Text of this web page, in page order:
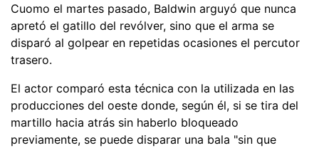
Cuomo el martes pasado, Baldwin arguyó que nunca
apretó el gatillo del revólver, sino que el arma se
disparó al golpear en repetidas ocasiones el percutor
trasero.
El actor comparó esta técnica con la utilizada en las
producciones del oeste donde, según él, si se tira del
martillo hacia atrás sin haberlo bloqueado
previamente, se puede disparar una bala "sin que